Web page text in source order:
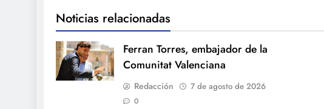
Noticias relacionadas
Ferran Torres, embajador de la
Comunitat Valenciana
Redacción 7 de agosto de 2026
0